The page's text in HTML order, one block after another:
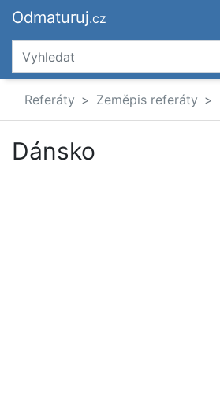
Odmaturuj.cz
Referáty Zeměpis referáty
Dánsko